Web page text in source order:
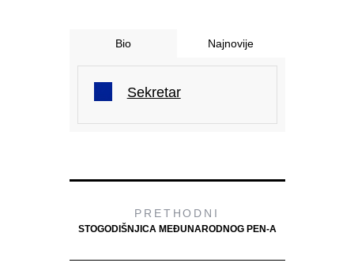
Bio Najnovije
Sekretar
PRETHODNI
STOGODIŠNJICA MEĐUNARODNOG PEN-A